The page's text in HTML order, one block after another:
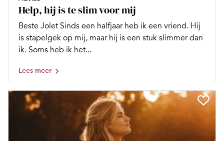
Help, hij is te slim voor mij
Beste Jolet Sinds een halfjaar heb ik een vriend. Hij
is stapelgek op mij, maar hij is een stuk slimmer dan
ik. Soms heb ik het...
Lees meer